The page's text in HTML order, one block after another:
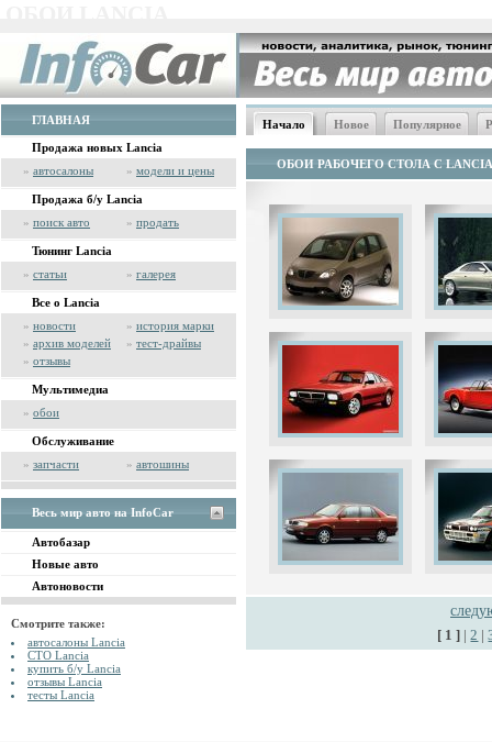
ГЛАВНАЯ
Продажа новых Lancia
» автосалоны » модели и цены
Продажа б/у Lancia
» поиск авто » продать
Тюнинг Lancia
» статьи » галерея
Все о Lancia
» новости » история марки
» архив моделей » тест-драйвы
» отзывы
Мультимедиа
» обои
Обслуживание
» запчасти » автошины
Весь мир авто на InfoCar
Автобазар
Новые авто
Автоновости
Смотрите также:
автосалоны Lancia
СТО Lancia
купить б/у Lancia
отзывы Lancia
тесты Lancia
Начало Новое Популярное
ОБОИ РАБОЧЕГО СТОЛА С LANCIA
[ 1 ] |2 |